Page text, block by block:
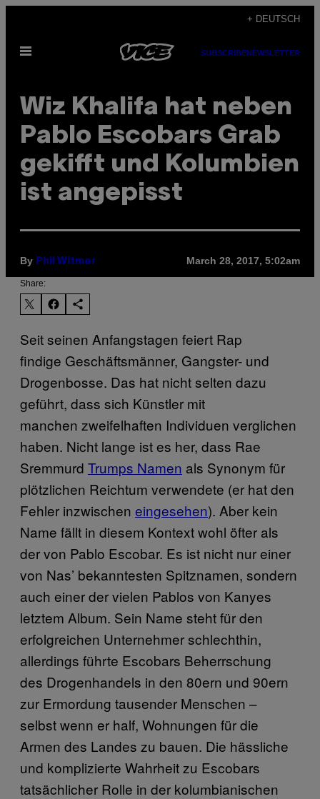
content
+ DEUTSCH
Open
SUBSCRIBENEWSLETTER
Wiz Khalifa hat neben
Pablo Escobars Grab
gekifft und Kolumbien
ist angepisst
By Phil Witmer March 28, 2017, 5:02am
Share:
Seit seinen Anfangstagen feiert Rap
findige Geschäftsmänner, Gangster- und
Drogenbosse. Das hat nicht selten dazu
geführt, dass sich Künstler mit
manchen zweifelhaften Individuen verglichen
haben. Nicht lange ist es her, dass Rae
Sremmurd Trumps Namen als Synonym für
plötzlichen Reichtum verwendete (er hat den
Fehler inzwischen eingesehen). Aber kein
Name fällt in diesem Kontext wohl öfter als
der von Pablo Escobar. Es ist nicht nur einer
von Nas’ bekanntesten Spitznamen, sondern
auch einer der vielen Pablos von Kanyes
letztem Album. Sein Name steht für den
erfolgreichen Unternehmer schlechthin,
allerdings führte Escobars Beherrschung
des Drogenhandels in den 80ern und 90ern
zur Ermordung tausender Menschen –
selbst wenn er half, Wohnungen für die
Armen des Landes zu bauen. Die hässliche
und komplizierte Wahrheit zu Escobars
tatsächlicher Rolle in der kolumbianischen